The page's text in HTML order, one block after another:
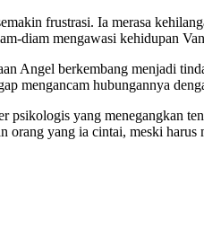
frustrasi. Ia merasa
diam mengawasi kehidupan
Angel berkembang menjadi
mengancam hubungannya
psikologis yang menegangkan
orang yang ia cintai, meski